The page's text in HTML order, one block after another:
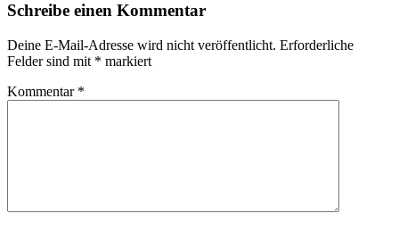
Schreibe einen Kommentar
Deine E-Mail-Adresse wird nicht veröffentlicht. Erforderliche
Felder sind mit * markiert
Kommentar *